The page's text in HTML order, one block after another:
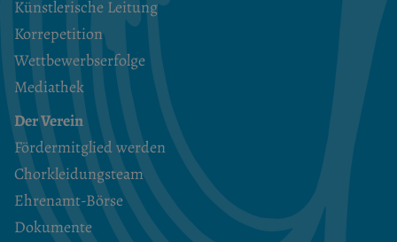
Künstlerische Leitung
Korrepetition
Wettbewerbserfolge
Mediathek
Der Verein
Fördermitglied werden
Chorkleidungsteam
Ehrenamt-Börse
Dokumente